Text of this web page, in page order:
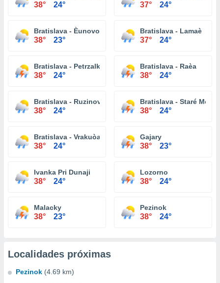
38° 24° 37° 24°
Bratislava - Èunovo
38° 23°
Bratislava - Lamaè
37° 24°
Bratislava - Petrzalka
38° 24°
Bratislava - Raèa
38° 24°
Bratislava - Ruzinov
38° 24°
Bratislava - Staré Mesto
38° 24°
Bratislava - Vrakuòa
38° 24°
Gajary
38° 23°
Ivanka Pri Dunaji
38° 24°
Lozorno
38° 24°
Malacky
38° 23°
Pezinok
38° 24°
Localidades próximas
Pezinok (4.69 km)